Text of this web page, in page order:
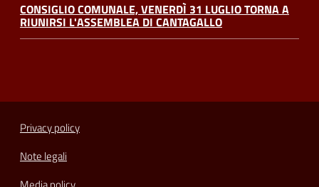
CONSIGLIO COMUNALE, VENERDÌ 31 LUGLIO TORNA A
RIUNIRSI L'ASSEMBLEA DI CANTAGALLO
Privacy policy
Note legali